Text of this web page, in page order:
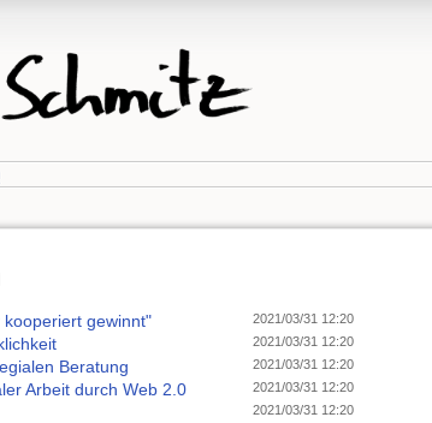
gewinnt" 2021/03/31 12:20
2021/03/31 12:20
Beratung 2021/03/31 12:20
Arbeit durch Web 2.0 2021/03/31 12:20
2021/03/31 12:20